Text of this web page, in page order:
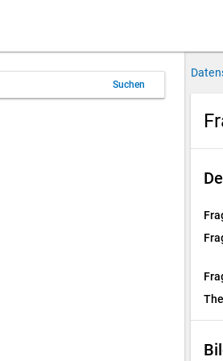
Suchen